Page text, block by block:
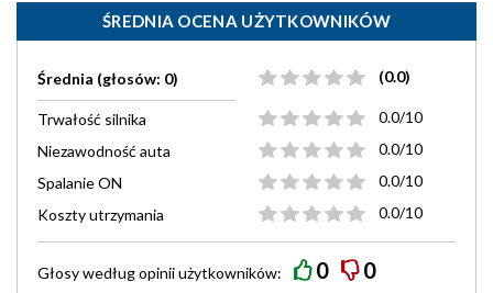
ŚREDNIA OCENA UŻYTKOWNIKÓW
Średnia (głosów: 0) (0.0)
Trwałość silnika
0.0/10
Niezawodność auta
0.0/10
Spalanie ON
0.0/10
Koszty utrzymania
0.0/10
Głosy wedługopiniiużytkowników: 0 0